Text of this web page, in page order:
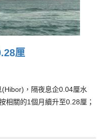
厘
，隔夜息企0.04厘水
相關的1個月續升至0.28厘；